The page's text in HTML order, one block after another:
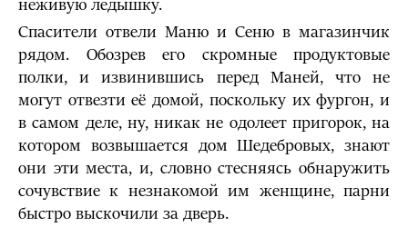
неживую ледышку.
Спасители отвели Маню и Сеню в магазинчик
рядом. Обозрев его скромные продуктовые
полки, и извинившись перед Маней, что не
могут отвезти её домой, поскольку их фургон, и
в самом деле, ну, никак не одолеет пригорок, на
котором возвышается дом Шедебровых, знают
они эти места, и, словно стесняясь обнаружить
сочувствие к незнакомой им женщине, парни
быстро выскочили за дверь.